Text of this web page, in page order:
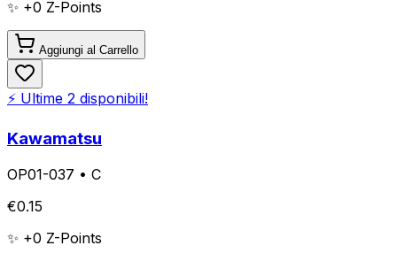
✨ +0 Z-Points
Aggiungi al Carrello
⚡ Ultime 2 disponibili!
Kawamatsu
OP01-037 • C
€0.15
✨ +0 Z-Points